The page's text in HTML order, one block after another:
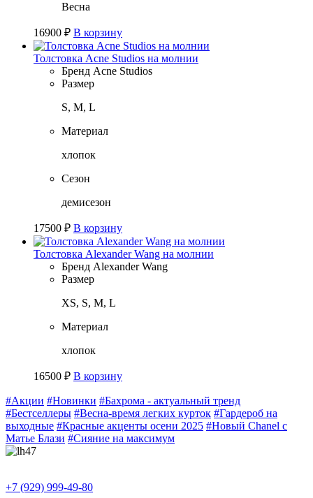
Весна
16900 ₽ В корзину
Толстовка Acne Studios на молнии
Бренд Acne Studios
Размер
S, M, L
Материал
хлопок
Сезон
демисезон
17500 ₽ В корзину
Толстовка Alexander Wang на молнии
Бренд Alexander Wang
Размер
XS, S, M, L
Материал
хлопок
16500 ₽ В корзину
#Акции #Новинки #Бахрома - актуальный тренд
#Бестселлеры #Весна-время легких курток #Гардероб на
выходные #Красные акценты осени 2025 #Новый Chanel с
Матье Блази #Сияние на максимум
+7 (929) 999-49-80